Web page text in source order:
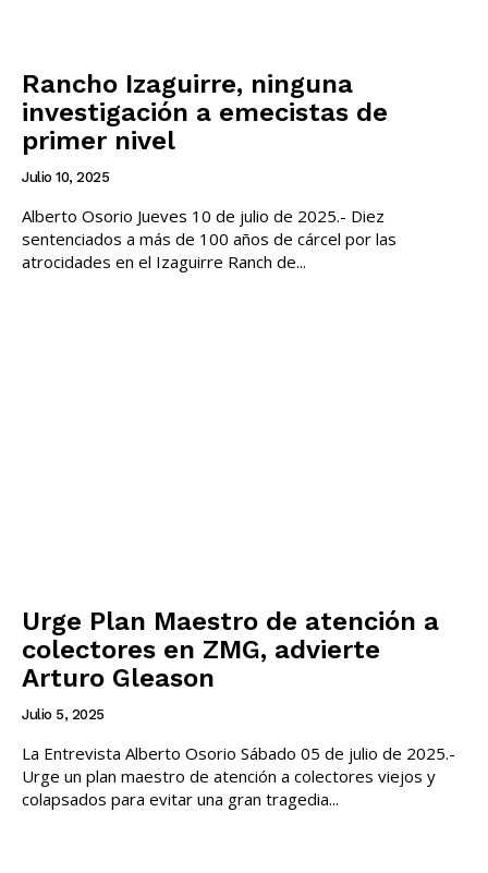
Rancho Izaguirre, ninguna
investigación a emecistas de
primer nivel
Julio 10, 2025
Alberto Osorio Jueves 10 de julio de 2025.- Diez
sentenciados a más de 100 años de cárcel por las
atrocidades en el Izaguirre Ranch de...
Urge Plan Maestro de atención a
colectores en ZMG, advierte
Arturo Gleason
Julio 5, 2025
La Entrevista Alberto Osorio Sábado 05 de julio de 2025.-
Urge un plan maestro de atención a colectores viejos y
colapsados para evitar una gran tragedia...